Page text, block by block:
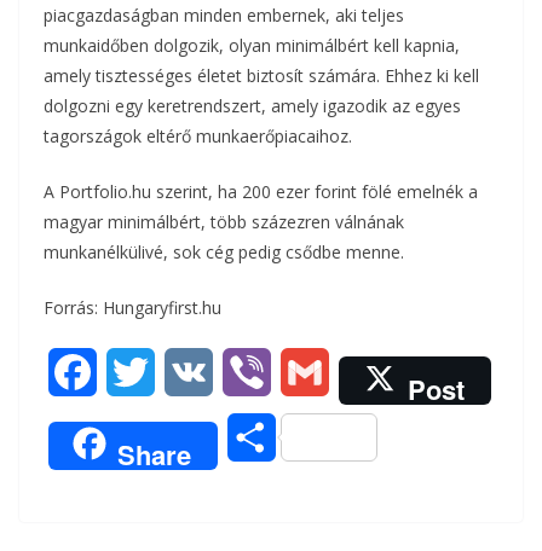
piacgazdaságban minden embernek, aki teljes
munkaidőben dolgozik, olyan minimálbért kell kapnia,
amely tisztességes életet biztosít számára. Ehhez ki kell
dolgozni egy keretrendszert, amely igazodik az egyes
tagországok eltérő munkaerőpiacaihoz.
A Portfolio.hu szerint, ha 200 ezer forint fölé emelnék a
magyar minimálbért, több százezren válnának
munkanélkülivé, sok cég pedig csődbe menne.
Forrás: Hungaryfirst.hu
a
c
w
i
K
i
b
m
a
Post
Share
O